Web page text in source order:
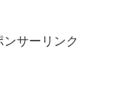
ンサーリンク